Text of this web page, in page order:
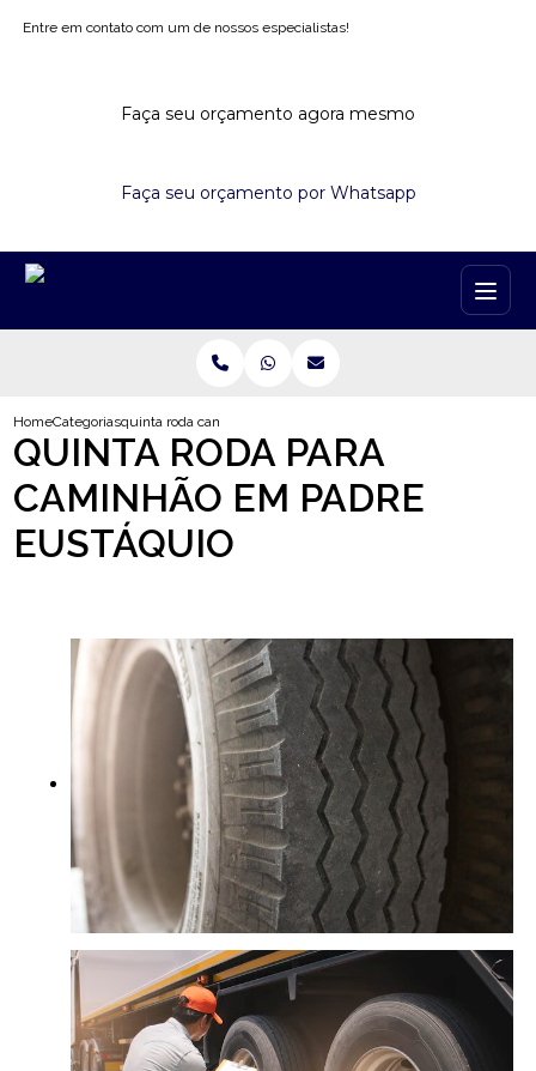
Entre em contato com um de nossos especialistas!
Faça seu orçamento agora mesmo
Faça seu orçamento por Whatsapp
HomeCategoriasquinta roda caminhao padre eustaquio
QUINTA RODA PARA
CAMINHÃO EM PADRE
EUSTÁQUIO